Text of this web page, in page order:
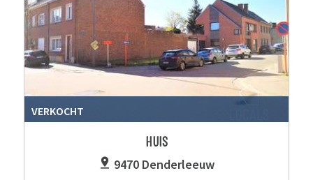
VERKOCHT
HUIS
9470 Denderleeuw